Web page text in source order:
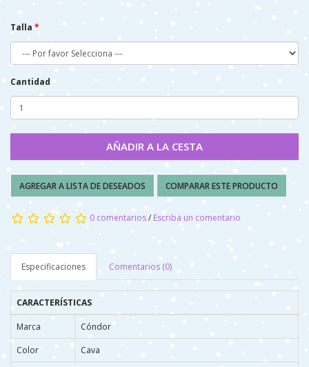
REF:99_22091_000_303
Talla
Cantidad
AÑADIR A LA CESTA
AGREGAR A LISTA DE DESEADOS COMPARAR ESTE PRODUCTO
0 comentarios/Escriba un comentario
Especificaciones Comentarios (0)
CARACTERÍSTICAS
Marca
Cóndor
Color
Cava